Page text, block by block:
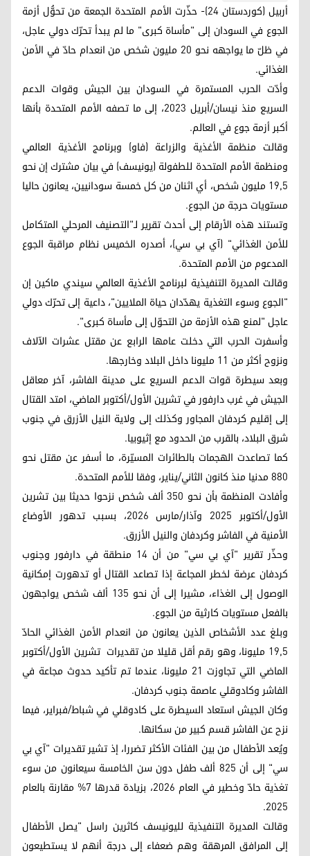
أربيل (كوردستان 24)- حذّرت الأمم المتحدة الجمعة من تحوُّل أزمة
الجوع في السودان إلى "مأساة كبرى" ما لم يبدأ تحرّك دولي عاجل،
في ظلّ ما يواجهه نحو 20 مليون شخص من انعدام حادّ في الأمن
الغذائي.
وأدّت الحرب المستمرة في السودان بين الجيش وقوات الدعم
السريع منذ نيسان/أبريل 2023، إلى ما تصفه الأمم المتحدة بأنها
أكبر أزمة جوع في العالم.
وقالت منظمة الأغذية والزراعة (فاو) وبرنامج الأغذية العالمي
ومنظمة الأمم المتحدة للطفولة (يونيسف) في بيان مشترك إن نحو
19,5 مليون شخص، أي اثنان من كل خمسة سودانيين، يعانون حاليا
مستويات حرجة من الجوع.
وتستند هذه الأرقام إلى أحدث تقرير لـ"التصنيف المرحلي المتكامل
للأمن الغذائي" (آي بي سي)، أصدره الخميس نظام مراقبة الجوع
المدعوم من الأمم المتحدة.
وقالت المديرة التنفيذية لبرنامج الأغذية العالمي سيندي ماكين إن
"الجوع وسوء التغذية يهدّدان حياة الملايين"، داعية إلى تحرّك دولي
عاجل "لمنع هذه الأزمة من التحوّل إلى مأساة كبرى".
وأسفرت الحرب التي دخلت عامها الرابع عن مقتل عشرات الآلاف
ونزوح أكثر من 11 مليونا داخل البلاد وخارجها.
وبعد سيطرة قوات الدعم السريع على مدينة الفاشر، آخر معاقل
الجيش في غرب دارفور في تشرين الأول/أكتوبر الماضي، امتد القتال
إلى إقليم كردفان المجاور وكذلك إلى ولاية النيل الأزرق في جنوب
شرق البلاد، بالقرب من الحدود مع إثيوبيا.
كما تصاعدت الهجمات بالطائرات المسيّرة، ما أسفر عن مقتل نحو
880 مدنيا منذ كانون الثاني/يناير، وفقا للأمم المتحدة.
وأفادت المنظمة بأن نحو 350 ألف شخص نزحوا حديثا بين تشرين
الأول/أكتوبر 2025 وآذار/مارس 2026، بسبب تدهور الأوضاع
الأمنية في الفاشر وكردفان والنيل الأزرق.
وحذّر تقرير "آي بي سي" من أن 14 منطقة في دارفور وجنوب
كردفان عرضة لخطر المجاعة إذا تصاعد القتال أو تدهورت إمكانية
الوصول إلى الغذاء، مشيرا إلى أن نحو 135 ألف شخص يواجهون
بالفعل مستويات كارثية من الجوع.
وبلغ عدد الأشخاص الذين يعانون من انعدام الأمن الغذائي الحادّ
19,5 مليونا، وهو رقم أقل قليلا من تقديرات تشرين الأول/أكتوبر
الماضي التي تجاوزت 21 مليونا، عندما تم تأكيد حدوث مجاعة في
الفاشر وكادوقلي عاصمة جنوب كردفان.
وكان الجيش استعاد السيطرة على كادوقلي في شباط/فبراير، فيما
نزح عن الفاشر قسم كبير من سكانها.
ويُعد الأطفال من بين الفئات الأكثر تضررا، إذ تشير تقديرات "آي بي
سي" إلى أن 825 ألف طفل دون سن الخامسة سيعانون من سوء
تغذية حادّ وخطير في العام 2026، بزيادة قدرها 7% مقارنة بالعام
2025.
وقالت المديرة التنفيذية لليونيسف كاثرين راسل "يصل الأطفال
إلى المرافق المرهقة وهم ضعفاء إلى درجة أنهم لا يستطيعون